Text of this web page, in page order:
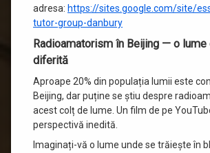
adresa: https://sites.google.com/site/
tutor-group-danbury
Radioamatorism în Beijing — o
diferită
Aproape 20% din populația lumii este
Beijing, dar puține se știu despre
acest colț de lume. Un film de pe
perspectivă inedită.
Imaginați-vă o lume unde se trăiește în